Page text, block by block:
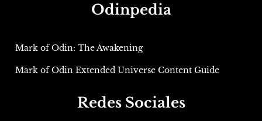
Odinpedia
Mark of Odin: The Awakening
Mark of Odin Extended Universe Content Guide
Redes Sociales